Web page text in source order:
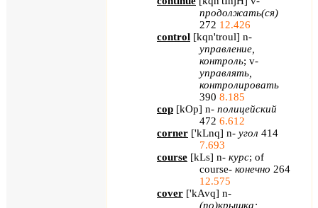
продолжать(ся)
272 12.426
control [kqn'troul] n-
управление,
контроль; v-
управлять,
контролировать
390 8.185
cop [kOp] n- полицейский
472 6.612
corner ['kLnq] n- угол 414
7.693
course [kLs] n- курс; of
course- конечно 264
12.575
cover ['kAvq] n-
(по)крышка;